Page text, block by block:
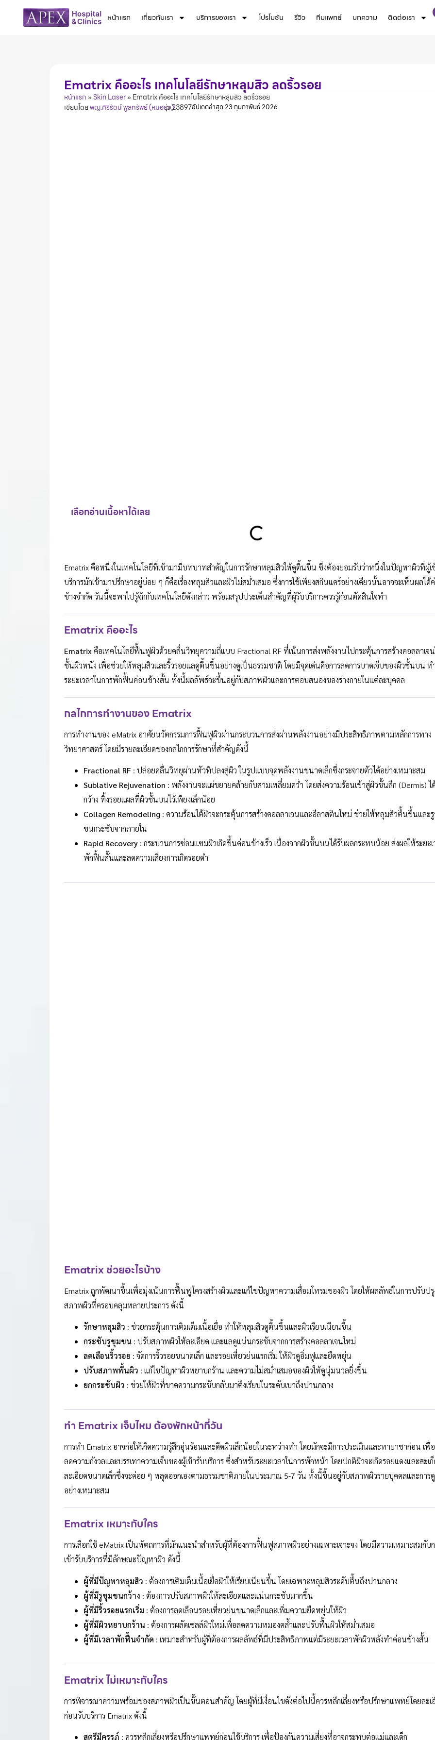
หน้าแรก เกี่ยวกับเรา บริการของเรา โปรโมชัน รีวิว ทีมแพทย์ บทความ ติดต่อเรา
Ematrix คืออะไร เทคโนโลยีรักษาหลุมสิว ลดริ้วรอย
หน้าแรก»Skin Laser»Ematrix คืออะไร เทคโนโลยีรักษาหลุมสิว ลดริ้วรอย
เขียนโดยพญ.ศิริรัตน์ พูลทรัพย์ (หมอยุ่ง)ว.23897อัปเดตล่าสุด23 กุมภาพันธ์ 2026
เลือกอ่านเนื้อหาได้เลย
Ematrix คือหนึ่งในเทคโนโลยีที่เข้ามามีบทบาทสำคัญในการรักษาหลุมสิวให้ดูตื้นขึ้น ซึ่งต้องยอมรับว่าหนึ่งในปัญหาผิวที่ผู้เ
บริการมักเข้ามาปรึกษาอยู่บ่อย ๆ ก็คือเรื่องหลุมสิวและผิวไม่สม่ำเสมอ ซึ่งการใช้เพียงสกินแคร์อย่างเดียวนั้นอาจจะเห็นผลได้
ข้างจำกัด วันนี้จะพาไปรู้จักกับเทคโนโลยีดังกล่าว พร้อมสรุปประเด็นสำคัญที่ผู้รับบริการควรรู้ก่อนตัดสินใจทำ
Ematrix คืออะไร
Ematrix คือเทคโนโลยีฟื้นฟูผิวด้วยคลื่นวิทยุความถี่แบบ Fractional RF ที่เน้นการส่งพลังงานไปกระตุ้นการสร้างคอลลาเจ
ชั้นผิวหนัง เพื่อช่วยให้หลุมสิวและริ้วรอยแลดูตื้นขึ้นอย่างดูเป็นธรรมชาติ โดยมีจุดเด่นคือการลดการบาดเจ็บของผิวชั้นบน ท
ระยะเวลาในการพักฟื้นค่อนข้างสั้น ทั้งนี้ผลลัพธ์จะขึ้นอยู่กับสภาพผิวและการตอบสนองของร่างกายในแต่ละบุคคล
กลไกการทำงานของ Ematrix
การทำงานของ eMatrix อาศัยนวัตกรรมการฟื้นฟูผิวผ่านกระบวนการส่งผ่านพลังงานอย่างมีประสิทธิภาพตามหลักการทาง
วิทยาศาสตร์ โดยมีรายละเอียดของกลไกการรักษาที่สำคัญดังนี้
Fractional RF : ปล่อยคลื่นวิทยุผ่านหัวทิปลงสู่ผิว ในรูปแบบจุดพลังงานขนาดเล็กซึ่งกระจายตัวได้อย่างเหมาะสม
Sublative Rejuvenation : พลังงานจะแผ่ขยายคล้ายกับสามเหลี่ยมคว่ำ โดยส่งความร้อนเข้าสู่ผิวชั้นลึก (Dermis) ไ
กว้าง ทิ้งรอยแผลที่ผิวชั้นบนไว้เพียงเล็กน้อย
Collagen Remodeling : ความร้อนใต้ผิวจะกระตุ้นการสร้างคอลลาเจนและอีลาสตินใหม่ ช่วยให้หลุมสิวตื้นขึ้นและ
ขนกระชับจากภายใน
Rapid Recovery : กระบวนการซ่อมแซมผิวเกิดขึ้นค่อนข้างเร็ว เนื่องจากผิวชั้นบนได้รับผลกระทบน้อย ส่งผลให้ระยะเ
พักฟื้นสั้นและลดความเสี่ยงการเกิดรอยดำ
Ematrix ช่วยอะไรบ้าง
Ematrix ถูกพัฒนาขึ้นเพื่อมุ่งเน้นการฟื้นฟูโครงสร้างผิวและแก้ไขปัญหาความเสื่อมโทรมของผิว โดยให้ผลลัพธ์ในการปรับปรุ
สภาพผิวที่ครอบคลุมหลายประการ ดังนี้
รักษาหลุมสิว : ช่วยกระตุ้นการเติมเต็มเนื้อเยื่อ ทำให้หลุมสิวดูตื้นขึ้นและผิวเรียบเนียนขึ้น
กระชับรูขุมขน : ปรับสภาพผิวให้ละเอียด และแลดูแน่นกระชับจากการสร้างคอลลาเจนใหม่
ลดเลือนริ้วรอย : จัดการริ้วรอยขนาดเล็ก และรอยเหี่ยวย่นแรกเริ่ม ให้ผิวดูอิ่มฟูและยืดหยุ่น
ปรับสภาพพื้นผิว : แก้ไขปัญหาผิวหยาบกร้าน และความไม่สม่ำเสมอของผิวให้ดูนุ่มนวลยิ่งขึ้น
ยกกระชับผิว : ช่วยให้ผิวที่ขาดความกระชับกลับมาตึงเรียบในระดับเบาถึงปานกลาง
ทำ Ematrix เจ็บไหม ต้องพักหน้ากี่วัน
การทำ Ematrix อาจก่อให้เกิดความรู้สึกอุ่นร้อนและดีดผิวเล็กน้อยในระหว่างทำ โดยมักจะมีการประเมินและทายาชาก่อน เพื่
ลดความกังวลและบรรเทาความเจ็บของผู้เข้ารับบริการ ซึ่งสำหรับระยะเวลาในการพักหน้า โดยปกติผิวจะเกิดรอยแดงและสะเ
ละเอียดขนาดเล็กซึ่งจะค่อย ๆ หลุดออกเองตามธรรมชาติภายในประมาณ 5-7 วัน ทั้งนี้ขึ้นอยู่กับสภาพผิวรายบุคคลและการ
อย่างเหมาะสม
Ematrix เหมาะกับใคร
การเลือกใช้ eMatrix เป็นหัตถการที่มักแนะนำสำหรับผู้ที่ต้องการฟื้นฟูสภาพผิวอย่างเฉพาะเจาะจง โดยมีความเหมาะสมกับ
เข้ารับบริการที่มีลักษณะปัญหาผิว ดังนี้
ผู้ที่มีปัญหาหลุมสิว : ต้องการเติมเต็มเนื้อเยื่อผิวให้เรียบเนียนขึ้น โดยเฉพาะหลุมสิวระดับตื้นถึงปานกลาง
ผู้ที่มีรูขุมขนกว้าง : ต้องการปรับสภาพผิวให้ละเอียดและแน่นกระชับมากขึ้น
ผู้ที่มีริ้วรอยแรกเริ่ม : ต้องการลดเลือนรอยเหี่ยวย่นขนาดเล็กและเพิ่มความยืดหยุ่นให้ผิว
ผู้ที่มีผิวหยาบกร้าน : ต้องการผลัดเซลล์ผิวใหม่เพื่อลดความหมองคล้ำและปรับพื้นผิวให้สม่ำเสมอ
ผู้ที่มีเวลาพักฟื้นจำกัด : เหมาะสำหรับผู้ที่ต้องการผลลัพธ์ที่มีประสิทธิภาพแต่มีระยะเวลาพักผิวหลังทำค่อนข้างสั้น
Ematrix ไม่เหมาะกับใคร
การพิจารณาความพร้อมของสภาพผิวเป็นขั้นตอนสำคัญ โดยผู้ที่มีเงื่อนไขดังต่อไปนี้ควรหลีกเลี่ยงหรือปรึกษาแพทย์โดยละเ
ก่อนรับบริการ Ematrix ดังนี้
สตรีมีครรภ์ : ควรหลีกเลี่ยงหรือปรึกษาแพทย์ก่อนใช้บริการ เพื่อป้องกันความเสี่ยงที่อาจกระทบต่อแม่และเด็ก